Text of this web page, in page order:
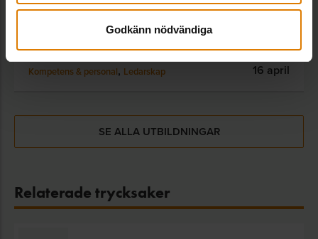
Godkänn nödvändiga
Affärs- och verksamhetsutveckling
Digitalisering,Digitaliseringsinitiativet,
Kompetens & personal, Ledarskap
Stockholm,
16 april
SE ALLA UTBILDNINGAR
Relaterade trycksaker